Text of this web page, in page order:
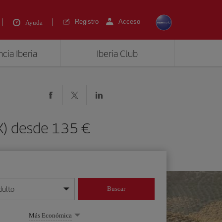
Ayuda Registro Acceso
Iberia Iberia Club
desde 135 €
mes/año
Buscar
Más Económica